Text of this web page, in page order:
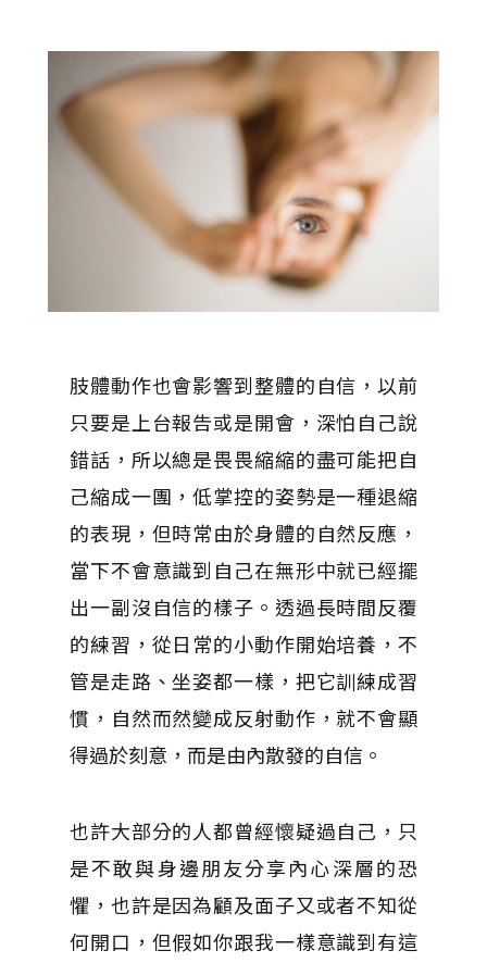
肢體動作也會影響到整體的自信，以前
只要是上台報告或是開會，深怕自己說
錯話，所以總是畏畏縮縮的盡可能把自
己縮成一團，低掌控的姿勢是一種退縮
的表現，但時常由於身體的自然反應，
當下不會意識到自己在無形中就已經擺
出一副沒自信的樣子。透過長時間反覆
的練習，從日常的小動作開始培養，不
管是走路、坐姿都一樣，把它訓練成習
慣，自然而然變成反射動作，就不會顯
得過於刻意，而是由內散發的自信。
也許大部分的人都曾經懷疑過自己，只
是不敢與身邊朋友分享內心深層的恐
懼，也許是因為顧及面子又或者不知從
何開口，但假如你跟我一樣意識到有這